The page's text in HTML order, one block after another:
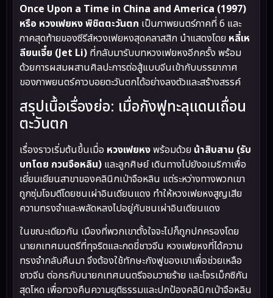
Once Upon a Time in China and America (1997)
หรือ หวงเฟยหง พิชิตตะวันตก เป็นภาพยนตร์ภาคที่ 6 และ
ภาคสุดท้ายของซีรีส์หวงเฟยหงสุดคลาสสิก นำแสดงโดย หลี่เห
ลียนเจี๋ย (Jet Li) ที่กลับมารับบทหวงเฟยหงอีกครั้ง พร้อม
ด้วยการผสมผสานศิลปะการต่อสู้แบบจีนเข้ากับบรรยากาศ
ของภาพยนตร์คาวบอยตะวันตกได้อย่างลงตัวและสร้างสรรค์
สรุปเนื้อเรื่องย่อ: เมื่อกังฟูทะลุแดนเถื่อน
ตะวันตก
เรื่องราวเริ่มต้นขึ้นเมื่อ หวงเฟยหงพร้อมด้วย น้าสิบสาม (รับ
บทโดย กวนจือหลิน) และลูกศิษย์ เดินทางไปยังอเมริกาเพื่อ
เยี่ยมเยียนสาขาของคลินิกเป่าจือหลิน แต่ระหว่างทางพวกเขา
ถูกซุ่มโจมตีโดยชนเผ่าอินเดียนแดง ทำให้หวงเฟยหงสูญเสีย
ความทรงจำและพลัดหลงไปอยู่กับชนเผ่าอินเดียนแดง
ในขณะเดียวกัน เมืองที่พวกเขาตั้งใจจะไปก็ถูกปกครองโดย
นายกเทศมนตรีที่ทุจริตและกดขี่ชาวจีน หวงเฟยหงที่ได้ความ
ทรงจำกลับคืนมา จึงต้องใช้ทักษะกังฟูของเขาเพื่อช่วยเหลือ
ชาวจีน ต่อกรกับนายกเทศมนตรีจอมวายร้าย และโจรเม็กซิกัน
สุดโหด เพื่อทวงคืนความยุติธรรมและปกป้องคลินิกเป่าจือหลิน